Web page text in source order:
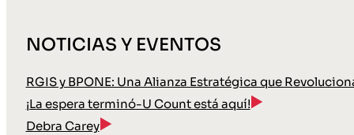
NOTICIAS Y EVENTOS
RGIS y BPONE: Una Alianza Estratégica que
¡La espera terminó-U Count está aquí!
Debra Carey